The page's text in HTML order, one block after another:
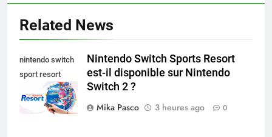
Related News
nintendo switch
sport resort
nintendo switch
Nintendo Switch Sports Resort
est-il disponible sur Nintendo
Switch 2 ?
Mika Pasco
3 heures ago 0